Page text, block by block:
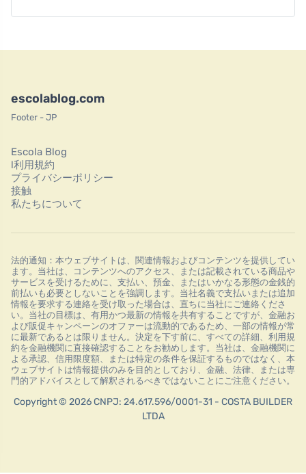
escolablog.com
Footer - JP
Escola Blog
l利用規約
プライバシーポリシー
接触
私たちについて
法的通知：本ウェブサイトは、関連情報およびコンテンツを提供してい
ます。当社は、コンテンツへのアクセス、または記載されている商品や
サービスを受けるために、支払い、預金、またはいかなる形態の金銭的
前払いも必要としないことを強調します。当社名義で支払いまたは追加
情報を要求する連絡を受け取った場合は、直ちに当社にご連絡くださ
い。当社の目標は、有用かつ最新の情報を共有することですが、金融お
よび販促キャンペーンのオファーは流動的であるため、一部の情報が常
に最新であるとは限りません。決定を下す前に、すべての詳細、利用規
約を金融機関に直接確認することをお勧めします。当社は、金融機関に
よる承認、信用限度額、または特定の条件を保証するものではなく、本
ウェブサイトは情報提供のみを目的としており、金融、法律、または専
門的アドバイスとして解釈されるべきではないことにご注意ください。
Copyright © 2026 CNPJ: 24.617.596/0001-31 - COSTA BUILDER
LTDA